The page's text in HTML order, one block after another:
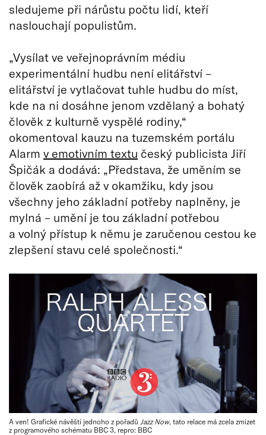
sledujeme při nárůstu počtu lidí, kteří
naslouchají populistům.
„Vysílat ve veřejnoprávním médiu
experimentální hudbu není elitářství –
elitářství je vytlačovat tuhle hudbu do míst,
kde na ni dosáhne jenom vzdělaný a bohatý
člověk z kulturně vyspělé rodiny,“
okomentoval kauzu na tuzemském portálu
Alarm v emotivním textu český publicista Jiří
Špičák a dodává: „Představa, že uměním se
člověk zaobírá až v okamžiku, kdy jsou
všechny jeho základní potřeby naplněny, je
mylná – umění je tou základní potřebou
a volný přístup k němu je zaručenou cestou ke
zlepšení stavu celé společnosti.“
A ven! Grafické návěští jednoho z pořadů Jazz Now, tato relace má zcela zmizet
z programového schématu BBC 3, repro: BBC